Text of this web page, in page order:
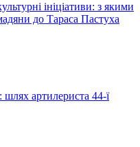
ініціативи: з якими
до Тараса Пастуха
шлях артилериста 44-ї